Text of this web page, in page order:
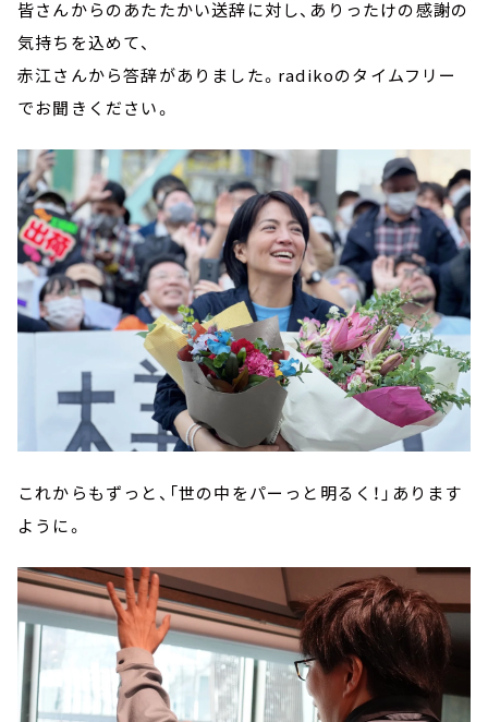
皆さんからのあたたかい送辞に対し、ありったけの感謝の
気持ちを込めて、
赤江さんから答辞がありました。radikoのタイムフリー
でお聞きください。
これからもずっと、「世の中をパーっと明るく！」あります
ように。